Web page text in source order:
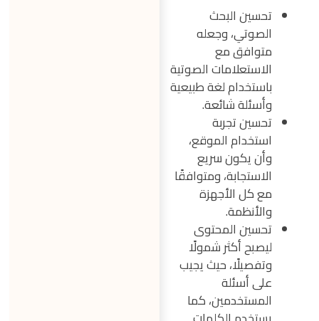
تحسين البحث
الصوتي، وجعله
متوافق مع
الاستعلامات الصوتية
باستخدام لغة طبيعية
وأسئلة شائعة.
تحسين تجربة
استخدام الموقع،
وأن يكون سريع
الاستجابة، ومتوافقًا
مع كل الأجهزة
والأنظمة.
تحسين المحتوى
ليصبح أكثر شمولًا
وتفصيلًا، حيث يجيب
على أسئلة
المستخدمين، كما